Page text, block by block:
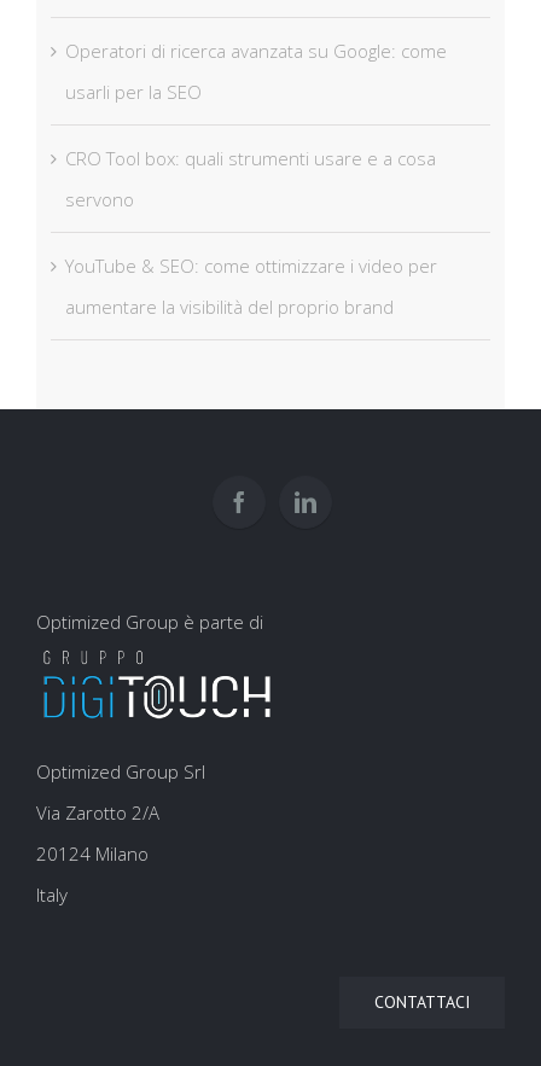
Operatori di ricerca avanzata su Google: come
usarli per la SEO
CRO Tool box: quali strumenti usare e a cosa
servono
YouTube & SEO: come ottimizzare i video per
aumentare la visibilità del proprio brand
Optimized Group è parte di
Optimized Group Srl
Via Zarotto 2/A
20124 Milano
Italy
CONTATTACI